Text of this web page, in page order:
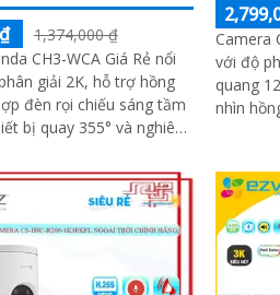
1,374,000 ₫
CH3-WCA Giá Rẻ nổi
giải 2K, hỗ trợ hồng
đèn rọi chiếu sáng tầm
phương tiện
Camera
với độ
quang
nhìn
hai
camera
quả. Đạt chuẩn IP67 có khả năng
chống
ổn định